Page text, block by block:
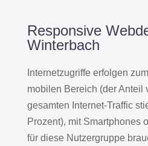
Responsive
Winterbach
Internetzugriffe erfolgen
mobilen Bereich (der Anteil
gesamten Internet-Traffic
Prozent), mit Smartphones
für diese Nutzergruppe